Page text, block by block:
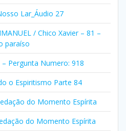
Lar_Áudio 27
/ Chico Xavier – 81 –
paraíso
Pergunta Numero: 918
o Espiritismo Parte 84
do Momento Espírita
do Momento Espírita